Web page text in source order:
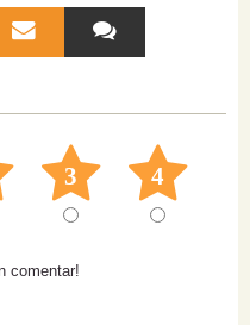
3 4
comentar!